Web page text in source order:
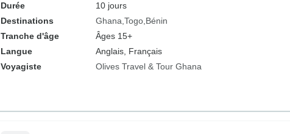
Durée
10 jours
Destinations
Ghana Togo Bénin
Tranche d'âge
Âges 15+
Langue
Anglais, Français
Voyagiste
Olives Travel & Tour Ghana